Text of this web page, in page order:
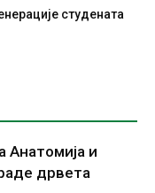
студената
Анатомија и
дрвета